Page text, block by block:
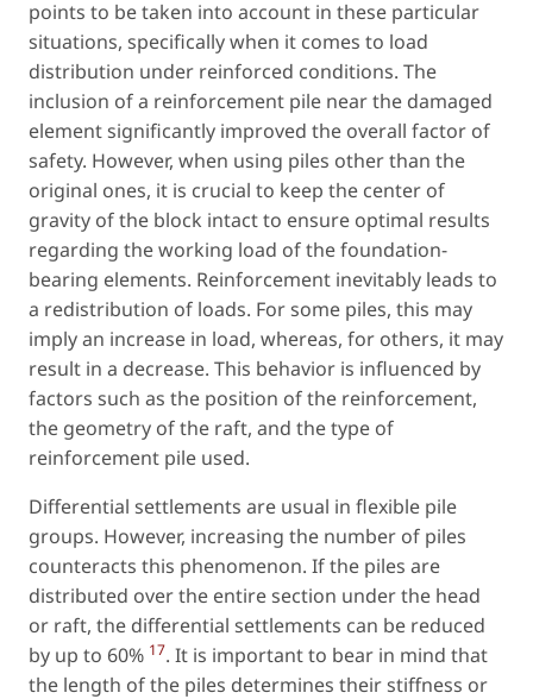
points to be taken into account in these particular
situations, specifically when it comes to load
distribution under reinforced conditions. The
inclusion of a reinforcement pile near the damaged
element significantly improved the overall factor of
safety. However, when using piles other than the
original ones, it is crucial to keep the center of
gravity of the block intact to ensure optimal results
regarding the working load of the foundation-
bearing elements. Reinforcement inevitably leads to
a redistribution of loads. For some piles, this may
imply an increase in load, whereas, for others, it may
result in a decrease. This behavior is influenced by
factors such as the position of the reinforcement,
the geometry of the raft, and the type of
reinforcement pile used.
Differential settlements are usual in flexible pile
groups. However, increasing the number of piles
counteracts this phenomenon. If the piles are
distributed over the entire section under the head
or raft, the differential settlements can be reduced
by up to 60% 17. It is important to bear in mind that
the length of the piles determines their stiffness or